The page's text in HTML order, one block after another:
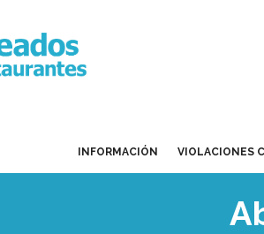
INFORMACIÓN VIOLACIONES